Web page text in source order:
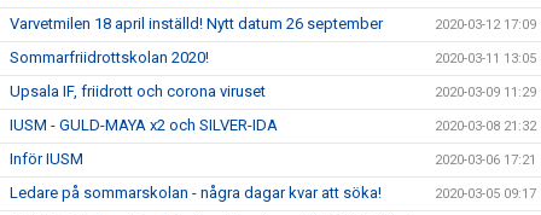
Varvetmilen 18 april inställd! Nytt datum 26 september 2020-03-12 17:09
Sommarfriidrottskolan 2020! 2020-03-11 13:05
Upsala IF, friidrott och corona viruset 2020-03-09 11:29
IUSM - GULD-MAYA x2 och SILVER-IDA 2020-03-08 21:32
Inför IUSM 2020-03-06 17:21
Ledare på sommarskolan - några dagar kvar att söka! 2020-03-05 09:17